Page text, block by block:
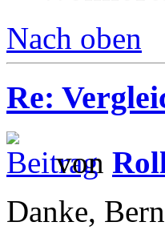
Nach oben
Re:
von
Danke,